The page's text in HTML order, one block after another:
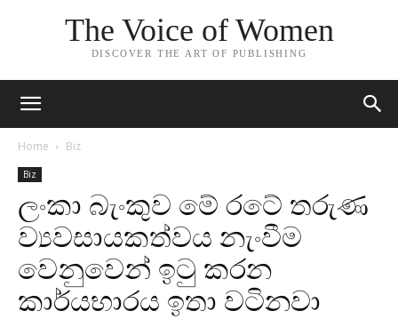
The Voice of Women
DISCOVER THE ART OF PUBLISHING
Home Biz
Biz
ලංකා බැංකුව මේ රටේ තරුණ
ව්‍යවසායකත්වය නැංවීම
වෙනුවෙන් ඉටු කරන
කාර්යභාරය ඉතා වටිනවා